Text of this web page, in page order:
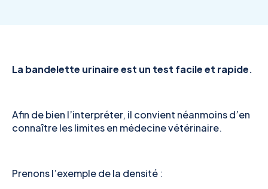
La bandelette urinaire est un test facile et rapide.
Afin de bien l’interpréter, il convient néanmoins d’en
connaître les limites en médecine vétérinaire.
Prenons l’exemple de la densité :